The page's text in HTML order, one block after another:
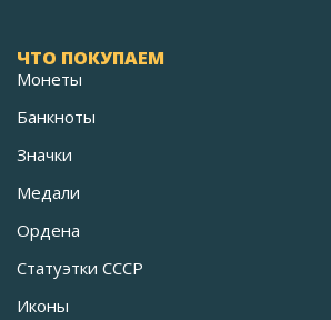
ЧТО ПОКУПАЕМ
Монеты
Банкноты
Значки
Медали
Ордена
Статуэтки СССР
Иконы